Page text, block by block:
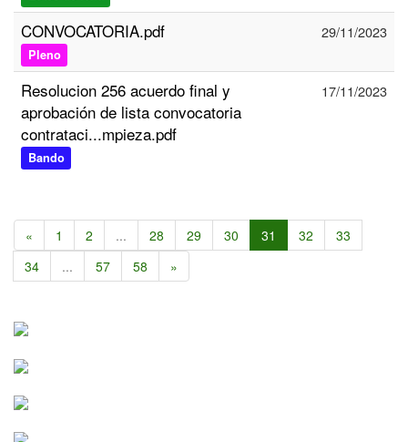
CONVOCATORIA.pdf
Pleno
29/11/2023
Resolucion 256 acuerdo final y
aprobación de lista convocatoria
contrataci...mpieza.pdf
Bando
17/11/2023
« 1 2 ... 28 29 30 31 32
33
34
... 57 58 »